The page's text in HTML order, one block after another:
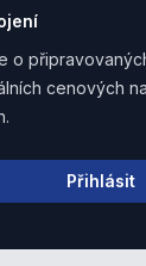
o
cenových
Přihlásit